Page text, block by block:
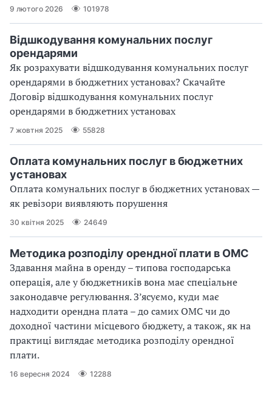
9 лютого 2026 101978
Відшкодування комунальних послуг
орендарями
Як розрахувати відшкодування комунальних послуг
орендарями в бюджетних установах? Скачайте
Договір відшкодування комунальних послуг
орендарями в бюджетних установах
7 жовтня 2025 55828
Оплата комунальних послуг в бюджетних
установах
Оплата комунальних послуг в бюджетних установах —
як ревізори виявляють порушення
30 квітня 2025 24649
Методика розподілу орендної плати в ОМС
Здавання майна в оренду – типова господарська
операція, але у бюджетників вона має спеціальне
законодавче регулювання. З’ясуємо, куди має
надходити орендна плата – до самих ОМС чи до
доходної частини місцевого бюджету, а також, як на
практиці виглядає методика розподілу орендної
плати.
16 вересня 2024 12288